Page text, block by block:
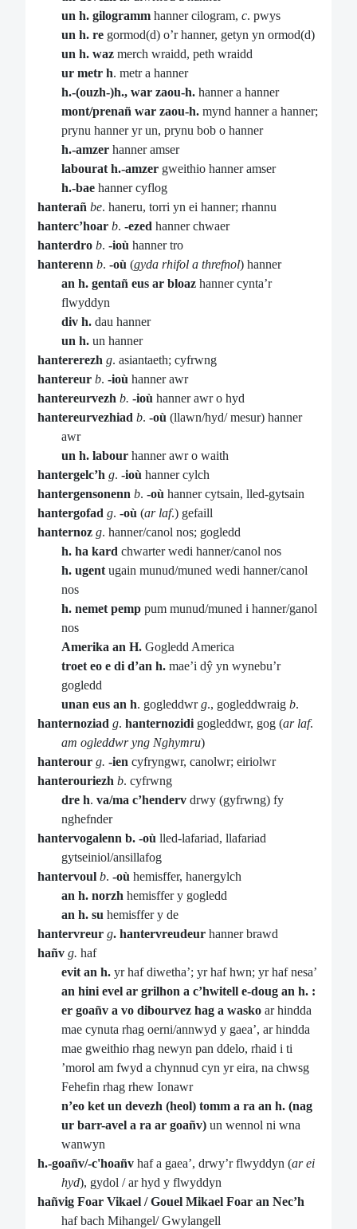
un h. gilogramm hanner cilogram, c. pwys
un h. re gormod(d) o’r hanner, getyn yn ormod(d)
un h. waz merch wraidd, peth wraidd
ur metr h. metr a hanner
h.-(ouzh-)h., war zaou-h. hanner a hanner
mont/prenañ war zaou-h. mynd hanner a hanner;
prynu hanner yr un, prynu bob o hanner
h.-amzer hanner amser
labourat h.-amzer gweithio hanner amser
h.-bae hanner cyflog
hanterañ be. haneru, torri yn ei hanner; rhannu
hanterc’hoar b. -ezed hanner chwaer
hanterdro b. -ioù hanner tro
hanterenn b. -où (gyda rhifol a threfnol) hanner
an h. gentañ eus ar bloaz hanner cynta’r
flwyddyn
div h. dau hanner
un h. un hanner
hantererezh g. asiantaeth; cyfrwng
hantereur b. -ioù hanner awr
hantereurvezh b. -ioù hanner awr o hyd
hantereurvezhiad b. -où (llawn/hyd/ mesur) hanner
awr
un h. labour hanner awr o waith
hantergelc’h g. -ioù hanner cylch
hantergensonenn b. -où hanner cytsain, lled-gytsain
hantergofad g. -où (ar laf.) gefaill
hanternoz g. hanner/canol nos; gogledd
h. ha kard chwarter wedi hanner/canol nos
h. ugent ugain munud/muned wedi hanner/canol
nos
h. nemet pemp pum munud/muned i hanner/ganol
nos
Amerika an H. Gogledd America
troet eo e di d’an h. mae’i dŷ yn wynebu’r
gogledd
unan eus an h. gogleddwrg., gogleddwraig b.
hanternoziad g. hanternozidi gogleddwr, gog (ar laf.
am ogleddwr yng Nghymru)
hanterour g. -ien cyfryngwr, canolwr; eiriolwr
hanterouriezh b. cyfrwng
dre h. va/ma c’henderv drwy (gyfrwng) fy
nghefnder
hantervogalenn b. -où lled-lafariad, llafariad
gytseiniol/ansillafog
hantervoul b. -où hemisffer, hanergylch
an h. norzh hemisffer y gogledd
an h. su hemisffer y de
hantervreur g. hantervreudeur hanner brawd
hañv g. haf
evit an h. yr haf diwetha’; yr haf hwn; yr haf nesa’
an hini evel ar grilhon a c’hwitell e-doug an h. :
er goañv a vo dibourvez hag a wasko ar hindda
mae cynuta rhag oerni/annwyd y gaea’, ar hindda
mae gweithio rhag newyn pan ddelo, rhaid i ti
’morol am fwyd a chynnud cyn yr eira, na chwsg
Fehefin rhag rhew Ionawr
n’eo ket un devezh (heol) tomm a ra an h. (nag
ur barr-avel a ra ar goañv) un wennol ni wna
wanwyn
h.-goañv/-c'hoañv haf a gaea’, drwy’r flwyddyn (ar ei
hyd), gydol / ar hyd y flwyddyn
hañvig Foar Vikael / Gouel Mikael Foar an Nec’h
haf bach Mihangel/ Gwylangell